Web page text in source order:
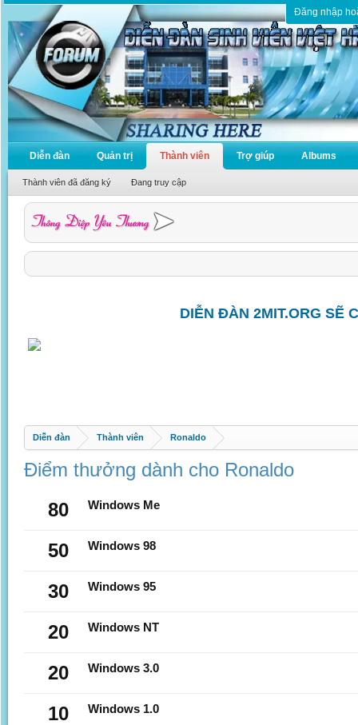
Đăng nhập
Diễn đàn Quản trị Thành viên
Thành viên đã đăng ký Đang truy cập
Trợ giúp Albums
DIỄN ĐÀN 2MIT.ORG SẼ
Diễn đàn Thành viên Ronaldo
Điểm thưởng dành cho Ronaldo
80
Windows Me
50 Windows 98
30 Windows 95
20 Windows NT
20 Windows 3.0
10 Windows 1.0